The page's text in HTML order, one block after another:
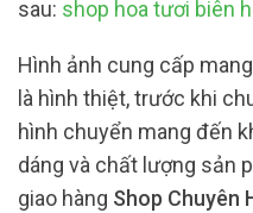
sau: shop hoa tươi biên
Hình ảnh cung cấp
là hình thiệt, trước khi
hình chuyển mang đến
dáng và chất lượng sản
giao hàng Shop Chuyên